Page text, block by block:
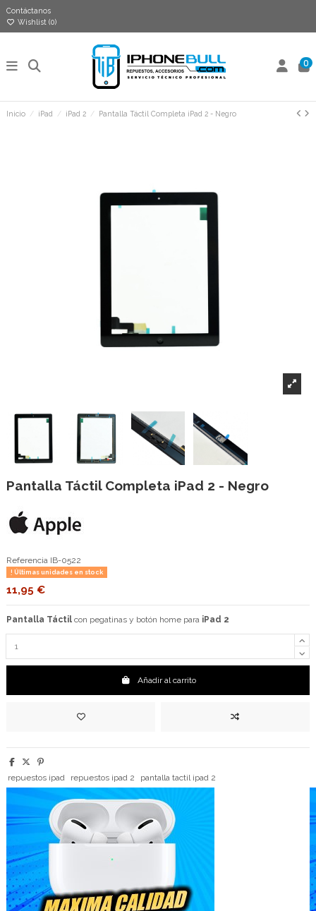
Contáctanos
Wishlist (0)
0
Inicio iPad iPad 2 Pantalla Táctil Completa iPad 2 - Negro
Pantalla Táctil Completa iPad 2 - Negro
Referencia IB-0522
Últimas unidades en stock
11,95 €
Pantalla Táctil con pegatinas y botón home para iPad 2
Añadir al carrito
repuestos ipad repuestos ipad 2 pantalla tactil ipad 2